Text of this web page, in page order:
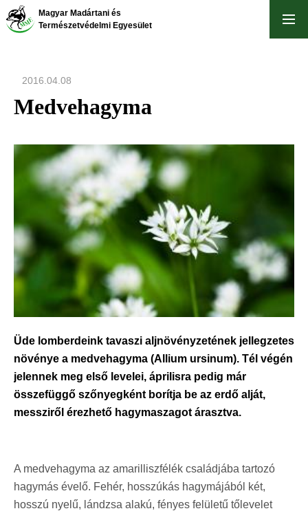
Ugrás
Magyar Madártani és
Természetvédelmi Egyesület
2016.04.08
Medvehagyma
Üde lomberdeink tavaszi aljnövényzetének jellegzetes
növénye a medvehagyma (Allium ursinum). Tél végén
jelennek meg első levelei, áprilisra pedig már
összefüggő szőnyegként borítja be az erdő alját,
messziről érezhető hagymaszagot árasztva.
A medvehagyma az amarilliszfélék családjába tartozó
hagymás évelő. Fehér, hosszúkás hagymájából két,
hosszú nyelű, lándzsa alakú, fényes felületű tőlevelet